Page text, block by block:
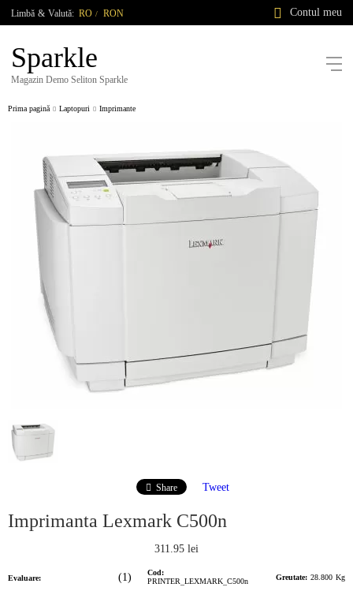
Limbă & Valută: RO / RON Contul meu
Sparkle
Magazin Demo Seliton Sparkle
Prima pagină Laptopuri Imprimante
Share Tweet
Imprimanta Lexmark C500n
311.95 lei
Evaluare: (1)
Cod:
PRINTER_LEXMARK_C500n
Greutate: 28.800 Kg